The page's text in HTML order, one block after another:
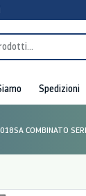
Spedizioni
COMBINATO